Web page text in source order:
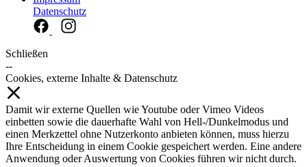
Datenschutz
Schließen
--
Cookies, externe Inhalte & Datenschutz
Damit wir externe Quellen wie Youtube oder Vimeo Videos
einbetten sowie die dauerhafte Wahl von Hell-/Dunkelmodus und
einen Merkzettel ohne Nutzerkonto anbieten können, muss hierzu
Ihre Entscheidung in einem Cookie gespeichert werden. Eine andere
Anwendung oder Auswertung von Cookies führen wir nicht durch.